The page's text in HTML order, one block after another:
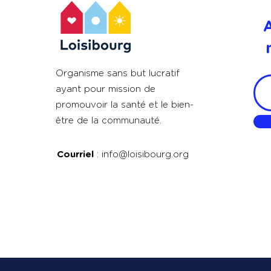
Organisme sans but lucratif
ayant pour mission de
promouvoir la santé et le bien-
être de la communauté.
Courriel : info@loisibourg.org